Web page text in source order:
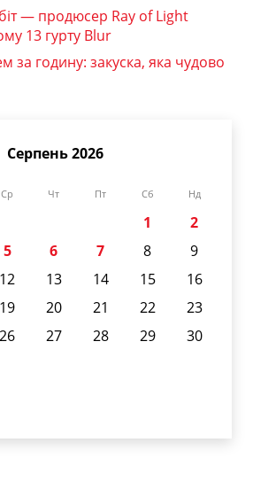
— продюсер Ray of Light
13 гурту Blur
за годину: закуска, яка чудово
Серпень 2026
Ср Чт Пт Сб Нд
1
2
5 6 7 8
9
12 13 14 15
16
19 20 21 22
23
26 27 28 29
30